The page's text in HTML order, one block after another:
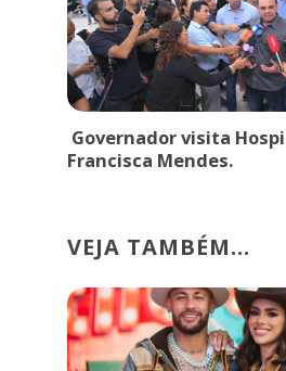
Governador visita
Francisca Mendes.
VEJA TAMBÉM...